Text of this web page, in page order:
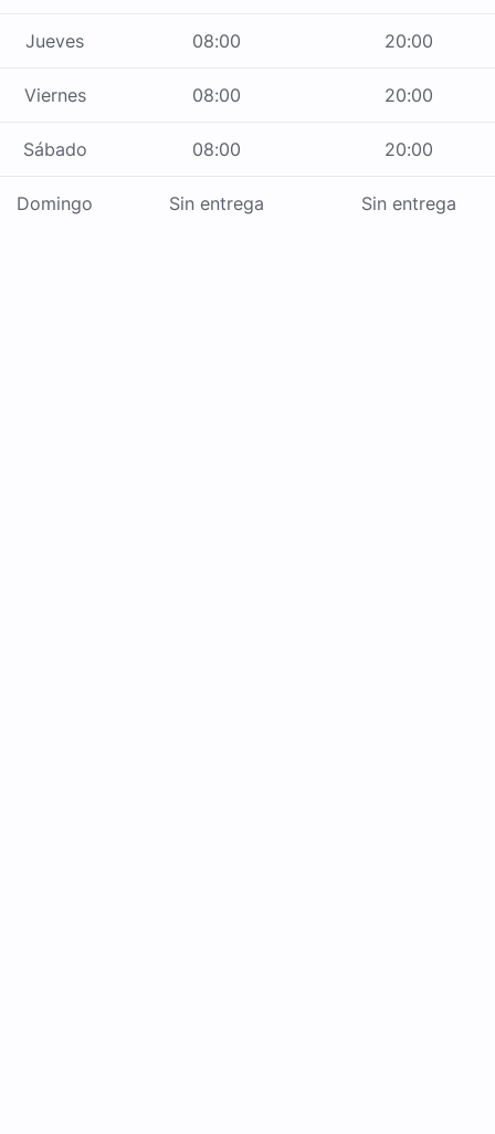
Jueves 08:00 20:00
Viernes 08:00 20:00
Sábado 08:00 20:00
Domingo Sin entrega Sin entrega